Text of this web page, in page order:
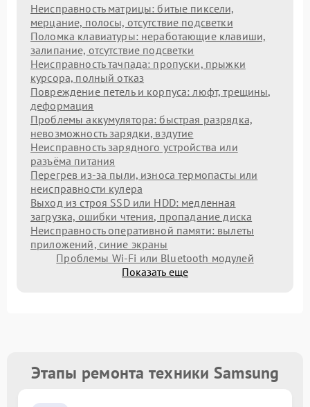
Неисправность матрицы: битые пиксели,
мерцание, полосы, отсутствие подсветки
Поломка клавиатуры: неработающие клавиши,
залипание, отсутствие подсветки
Неисправность тачпада: пропуски, прыжки
курсора, полный отказ
Повреждение петель и корпуса: люфт, трещины,
деформация
Проблемы аккумулятора: быстрая разрядка,
невозможность зарядки, вздутие
Неисправность зарядного устройства или
разъёма питания
Перегрев из‑за пыли, износа термопасты или
неисправности кулера
Выход из строя SSD или HDD: медленная
загрузка, ошибки чтения, пропадание диска
Неисправность оперативной памяти: вылеты
приложений, синие экраны
Проблемы Wi‑Fi или Bluetooth модулей
Показать еще
Этапы ремонта техники Samsung